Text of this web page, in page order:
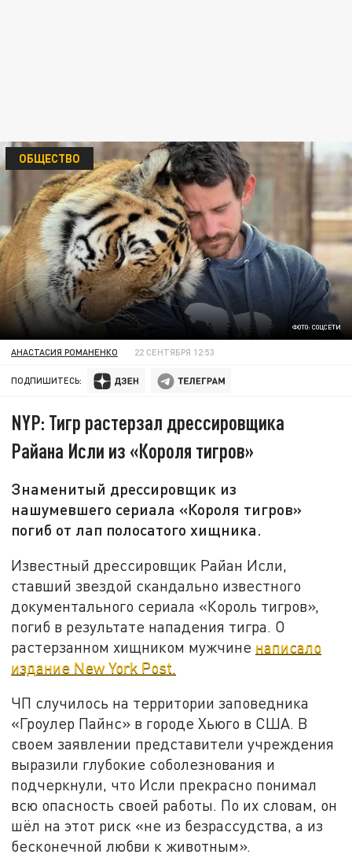
ФОТО: СОЦСЕТИ
ОБЩЕСТВО
АНАСТАСИЯ РОМАНЕНКО 22 СЕНТЯБРЯ 12:53
ПОДПИШИТЕСЬ:
NYP: Тигр растерзал дрессировщика
Райана Исли из «Короля тигров»
Знаменитый дрессировщик из
нашумевшего сериала «Короля тигров»
погиб от лап полосатого хищника.
Известный дрессировщик Райан Исли,
ставший звездой скандально известного
документального сериала «Король тигров»,
погиб в результате нападения тигра. О
растерзанном хищником мужчине написало
издание New York Post.
ЧП случилось на территории заповедника
«Гроулер Пайнс» в городе Хьюго в США. В
своем заявлении представители учреждения
выразили глубокие соболезнования и
подчеркнули, что Исли прекрасно понимал
всю опасность своей работы. По их словам, он
шёл на этот риск «не из безрассудства, а из
бесконечной любви к животным».